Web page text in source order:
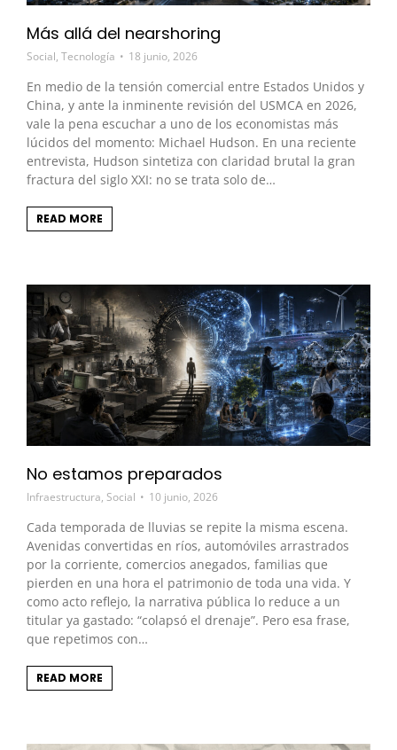
Más allá del nearshoring
Social, Tecnología 18 junio, 2026
En medio de la tensión comercial entre Estados Unidos y
China, y ante la inminente revisión del USMCA en 2026,
vale la pena escuchar a uno de los economistas más
lúcidos del momento: Michael Hudson. En una reciente
entrevista, Hudson sintetiza con claridad brutal la gran
fractura del siglo XXI: no se trata solo de…
READ MORE
No estamos preparados
Infraestructura, Social 10 junio, 2026
Cada temporada de lluvias se repite la misma escena.
Avenidas convertidas en ríos, automóviles arrastrados
por la corriente, comercios anegados, familias que
pierden en una hora el patrimonio de toda una vida. Y
como acto reflejo, la narrativa pública lo reduce a un
titular ya gastado: “colapsó el drenaje”. Pero esa frase,
que repetimos con…
READ MORE